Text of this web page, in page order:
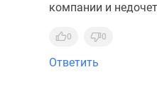
компании и
0 0
Ответить